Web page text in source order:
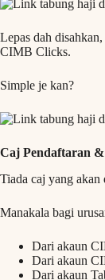
Lepas dah
CIMB Clicks.
Simple je kan?
Caj Pendaftaran
Tiada caj yang
Manakala bagi
Dari akaun
Dari akaun
Dari akaun